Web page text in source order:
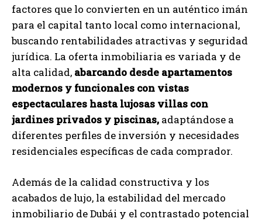
factores que lo convierten en un auténtico imán
para el capital tanto local como internacional,
buscando rentabilidades atractivas y seguridad
jurídica. La oferta inmobiliaria es variada y de
alta calidad, abarcando desde apartamentos
modernos y funcionales con vistas
espectaculares hasta lujosas villas con
jardines privados y piscinas, adaptándose a
diferentes perfiles de inversión y necesidades
residenciales específicas de cada comprador.
Además de la calidad constructiva y los
acabados de lujo, la estabilidad del mercado
inmobiliario de Dubái y el contrastado potencial